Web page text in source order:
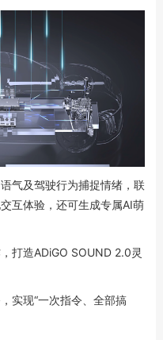
气及驾驶行为捕捉情绪，联
互体验，还可生成专属AI萌
打造ADiGO SOUND 2.0灵
实现“一次指令、全部搞